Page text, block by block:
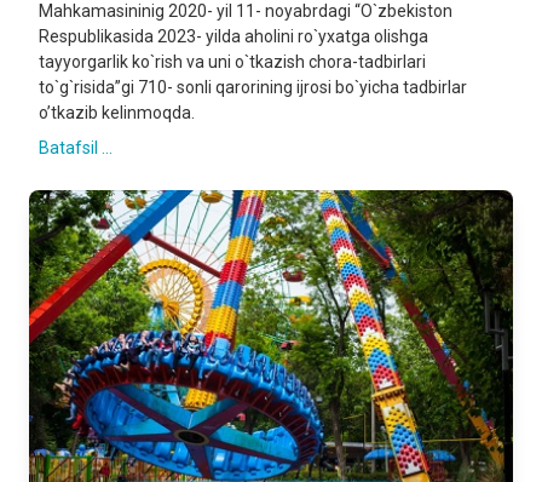
Mahkamasininig 2020- yil 11- noyabrdagi “O`zbekiston
Respublikasida 2023- yilda aholini ro`yxatga olishga
tayyorgarlik ko`rish va uni o`tkazish chora-tadbirlari
to`g`risida”gi 710- sonli qarorining ijrosi bo`yicha tadbirlar
o’tkazib kelinmoqda.
Batafsil ...